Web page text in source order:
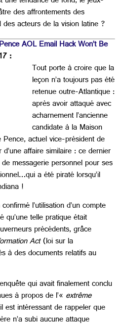
des affrontements des
acteurs de la vision latine ?
AOL Email Hack Won’t Be
:
Tout porte à croire que la
leçon n’a toujours pas été
retenue outre-Atlantique :
après avoir attaqué avec
acharnement l’ancienne
candidate à la Maison
actuel vice-président de
affaire similaire : ce dernier
messagerie personnel pour ses
a été piraté lorsqu’il
!
l’utilisation d’un compte
telle pratique était
précédents, grâce
Act(loi sur la
à des documents relatifs au
qui avait finalement conclu
à propos de l’« extrême
est intéressant de rappeler que
n’a subi aucune attaque